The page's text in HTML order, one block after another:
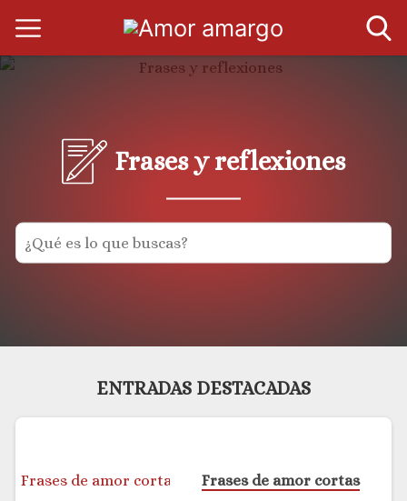
Frases y reflexiones
ENTRADAS DESTACADAS
Frases de amor cortas